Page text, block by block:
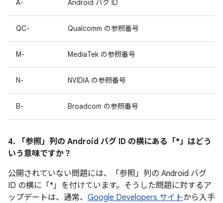
A- Android バグ ID
QC- Qualcomm の参照番号
M- MediaTek の参照番号
N- NVIDIA の参照番号
B- Broadcom の参照番号
4. 「参照」 列の Android バグ ID の横にある「*」はどう
いう意味ですか？
公開されていない問題には、「参照」 列の Android バグ
ID の横に「*」を付けています。そうした問題に対するア
ップデートは、通常、 Google Developers サイトから入手